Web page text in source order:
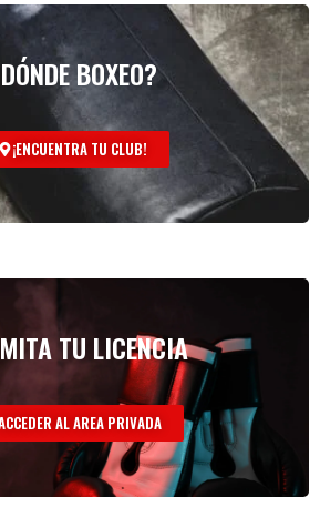
BOXEO?
¡ENCUENTRA TU CLUB!
TU LICENCIA
AL AREA PRIVADA